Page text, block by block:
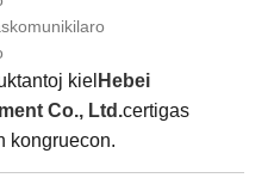
kiel Hebei
Co., Ltd.certigas
kongruecon.